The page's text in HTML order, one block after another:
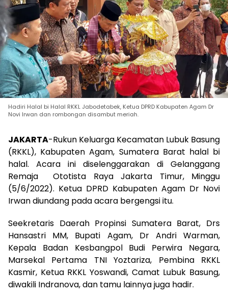
Hadiri Halal bi Halal RKKL Jabodetabek, Ketua DPRD Kabupaten Agam Dr
Novi Irwan dan rombongan disambut meriah.
JAKARTA-Rukun Keluarga Kecamatan Lubuk Basung
(RKKL), Kabupaten Agam, Sumatera Barat halal bi
halal. Acara ini diselenggarakan di Gelanggang
Remaja Ototista Raya Jakarta Timur, Minggu
(5/6/2022). Ketua DPRD Kabupaten Agam Dr Novi
Irwan diundang pada acara bergengsi itu.
Seekretaris Daerah Propinsi Sumatera Barat, Drs
Hansastri MM, Bupati Agam, Dr Andri Warman,
Kepala Badan Kesbangpol Budi Perwira Negara,
Marsekal Pertama TNI Yoztariza, Pembina RKKL
Kasmir, Ketua RKKL Yoswandi, Camat Lubuk Basung,
diwakili Indranova, dan tamu lainnya juga hadir.